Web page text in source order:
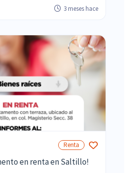
3 meses hace
Renta
en renta en Saltillo!